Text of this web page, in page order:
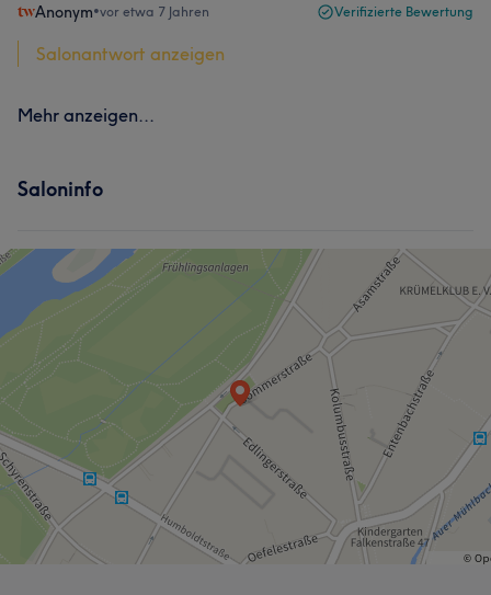
Anonym•vor etwa 7 Jahren Verifizierte Bewertung
Salonantwort anzeigen
Mehr anzeigen...
Saloninfo